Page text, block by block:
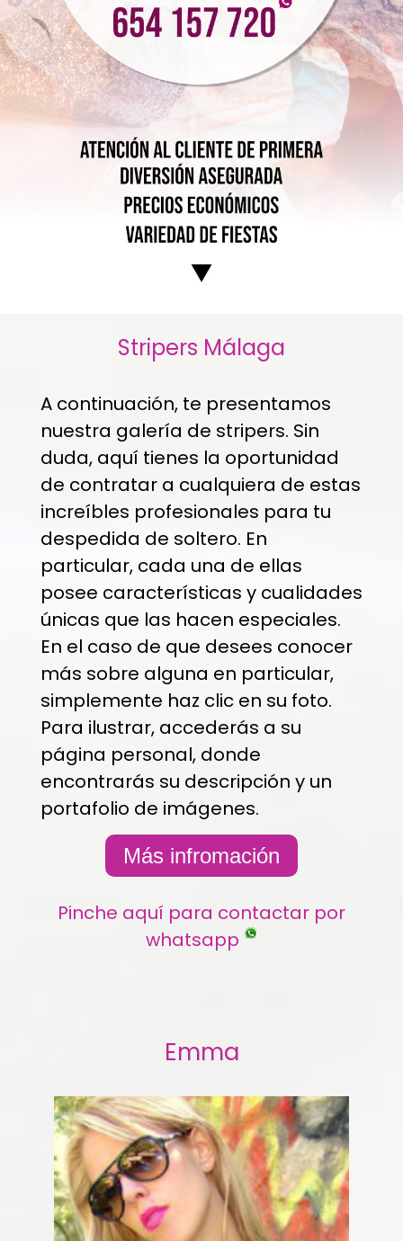
Stripers Málaga
A continuación, te presentamos
nuestra galería de stripers. Sin
duda, aquí tienes la oportunidad
de contratar a cualquiera de estas
increíbles profesionales para tu
despedida de soltero. En
particular, cada una de ellas
posee características y cualidades
únicas que las hacen especiales.
En el caso de que desees conocer
más sobre alguna en particular,
simplemente haz clic en su foto.
Para ilustrar, accederás a su
página personal, donde
encontrarás su descripción y un
portafolio de imágenes.
Más infromación
Pinche aquí para contactar por
whatsapp
Emma